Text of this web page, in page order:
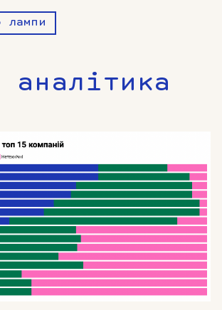
лампи
аналітика